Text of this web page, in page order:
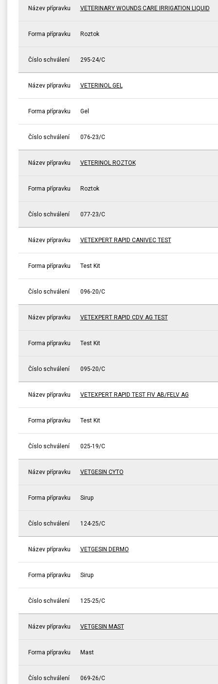
Název přípravku VETERINARY WOUNDS CARE IRRIGATION LIQUID
Forma přípravku Roztok
Číslo schválení 295-24/C
Název přípravku VETERINOL GEL
Forma přípravku Gel
Číslo schválení 076-23/C
Název přípravku VETERINOL ROZTOK
Forma přípravku Roztok
Číslo schválení 077-23/C
Název přípravku VETEXPERT RAPID CANIVEC TEST
Forma přípravku Test Kit
Číslo schválení 096-20/C
Název přípravku VETEXPERT RAPID CDV AG TEST
Forma přípravku Test Kit
Číslo schválení 095-20/C
Název přípravku VETEXPERT RAPID TEST FIV AB/FELV AG
Forma přípravku Test Kit
Číslo schválení 025-19/C
Název přípravku VETGESIN CYTO
Forma přípravku Sirup
Číslo schválení 124-25/C
Název přípravku VETGESIN DERMO
Forma přípravku Sirup
Číslo schválení 125-25/C
Název přípravku VETGESIN MAST
Forma přípravku Mast
Číslo schválení 069-26/C